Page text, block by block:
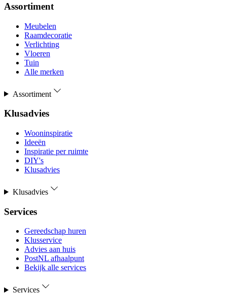
Assortiment
Meubelen
Raamdecoratie
Verlichting
Vloeren
Tuin
Alle merken
Assortiment
Klusadvies
Wooninspiratie
Ideeën
Inspiratie per ruimte
DIY's
Klusadvies
Klusadvies
Services
Gereedschap huren
Klusservice
Advies aan huis
PostNL afhaalpunt
Bekijk alle services
Services